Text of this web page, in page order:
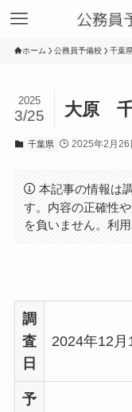
ホーム 公務員予備校 千葉
大原
2025
3/25
千葉県 2025年2月26
本記事の情報は
す。内容の正確性
を負いません。利
調
査
日
2024年12月
予